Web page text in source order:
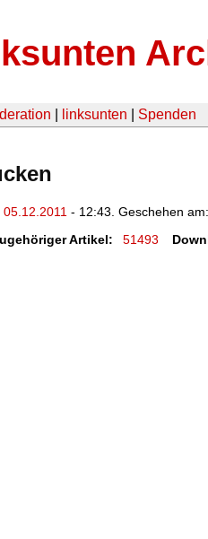
linksunten Spenden
05.12.2011 - 12:43. Geschehen
Artikel: 51493